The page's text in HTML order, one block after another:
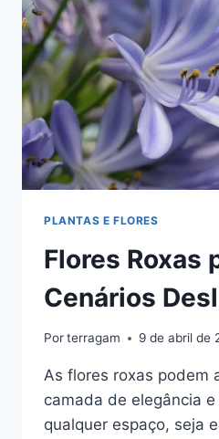
PLANTAS E FLORES
Flores Roxas
Cenários
Porterragam 9 de abril de
As flores roxas podem
camada de elegância
qualquer espaço, seja